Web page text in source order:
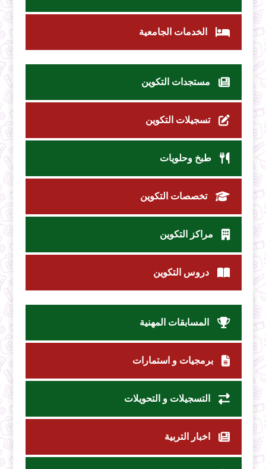
الخدمات الجامعية
مستجدات التكوين
تسجيلات التكوين
طبخ وحلويات
تخصصات التكوين
مراكز التكوين
دروس التكوين
المسابقات المهنية
برمجيات و استمارات
التسجيلات و التحويلات
اخبار التربية